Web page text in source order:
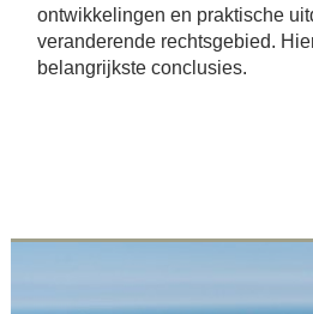
ontwikkelingen en praktische
veranderende rechtsgebied.
belangrijkste conclusies.